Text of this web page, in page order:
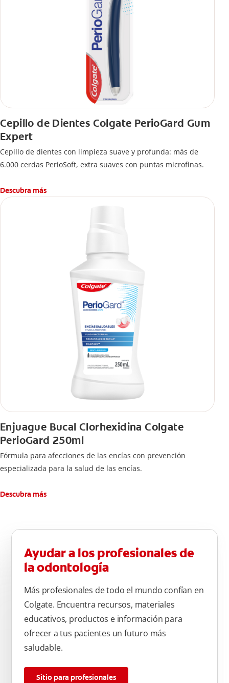
Cepillo de Dientes Colgate PerioGard Gum
Expert
Cepillo de dientes con limpieza suave y profunda: más de
6.000 cerdas PerioSoft, extra suaves con puntas microfinas.
Descubra más
Enjuague Bucal Clorhexidina Colgate
PerioGard 250ml
Fórmula para afecciones de las encías con prevención
especializada para la salud de las encías.
Descubra más
Ayudar a los profesionales de
la odontología
Más profesionales de todo el mundo confían en
Colgate. Encuentra recursos, materiales
educativos, productos e información para
ofrecer a tus pacientes un futuro más
saludable.
Sitio para profesionales